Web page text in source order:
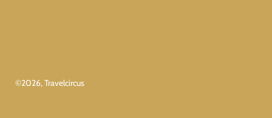
©2026, Travelcircus